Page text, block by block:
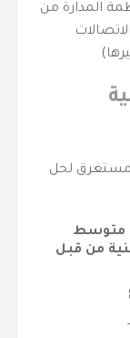
المدارة من
لحل
متوسط
من قبل